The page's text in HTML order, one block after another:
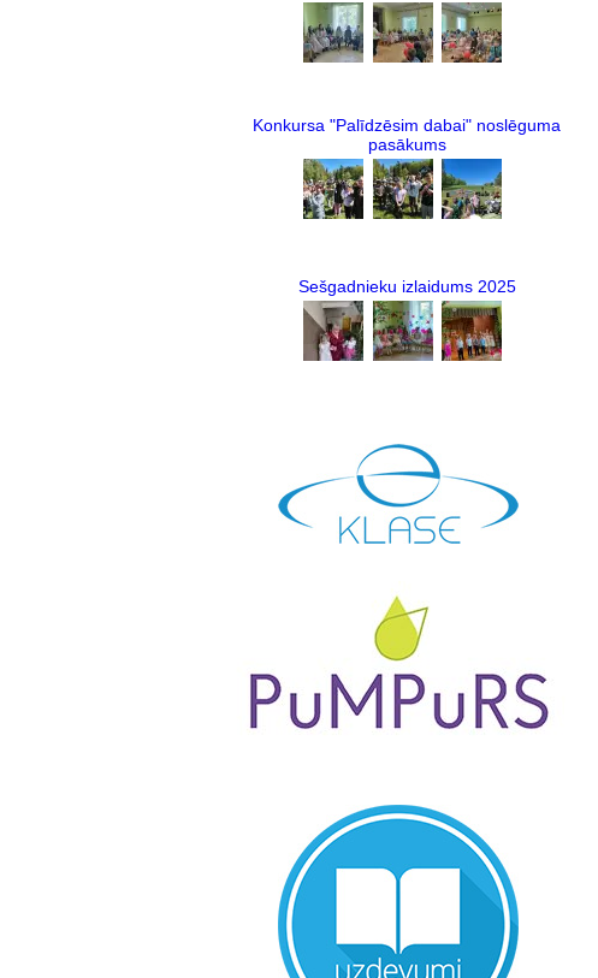
Konkursa "Palīdzēsim dabai" noslēguma
pasākums
Sešgadnieku izlaidums 2025